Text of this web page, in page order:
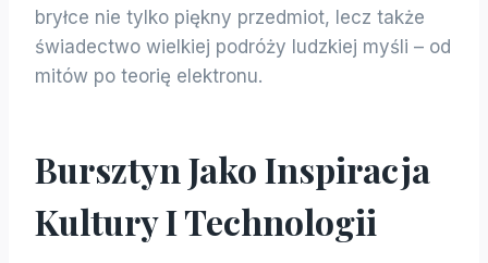
bryłce nie tylko piękny przedmiot, lecz także
świadectwo wielkiej podróży ludzkiej myśli – od
mitów po teorię elektronu.
Bursztyn Jako Inspiracja
Kultury I Technologii